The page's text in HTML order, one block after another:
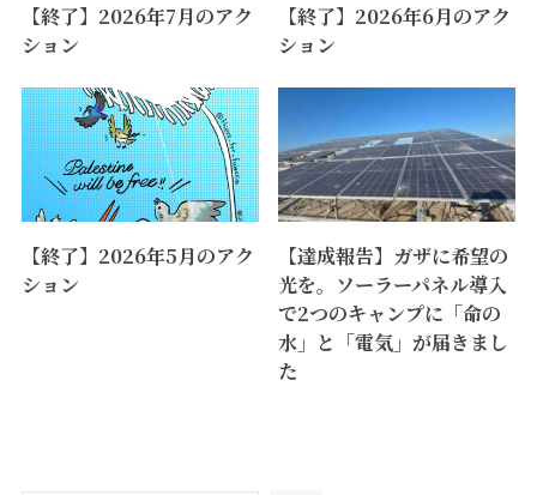
【終了】2026年7月のアク
ション
【終了】2026年6月のアク
ション
【終了】2026年5月のアク
ション
【達成報告】ガザに希望の
光を。ソーラーパネル導入
で2つのキャンプに「命の
水」と「電気」が届きまし
た